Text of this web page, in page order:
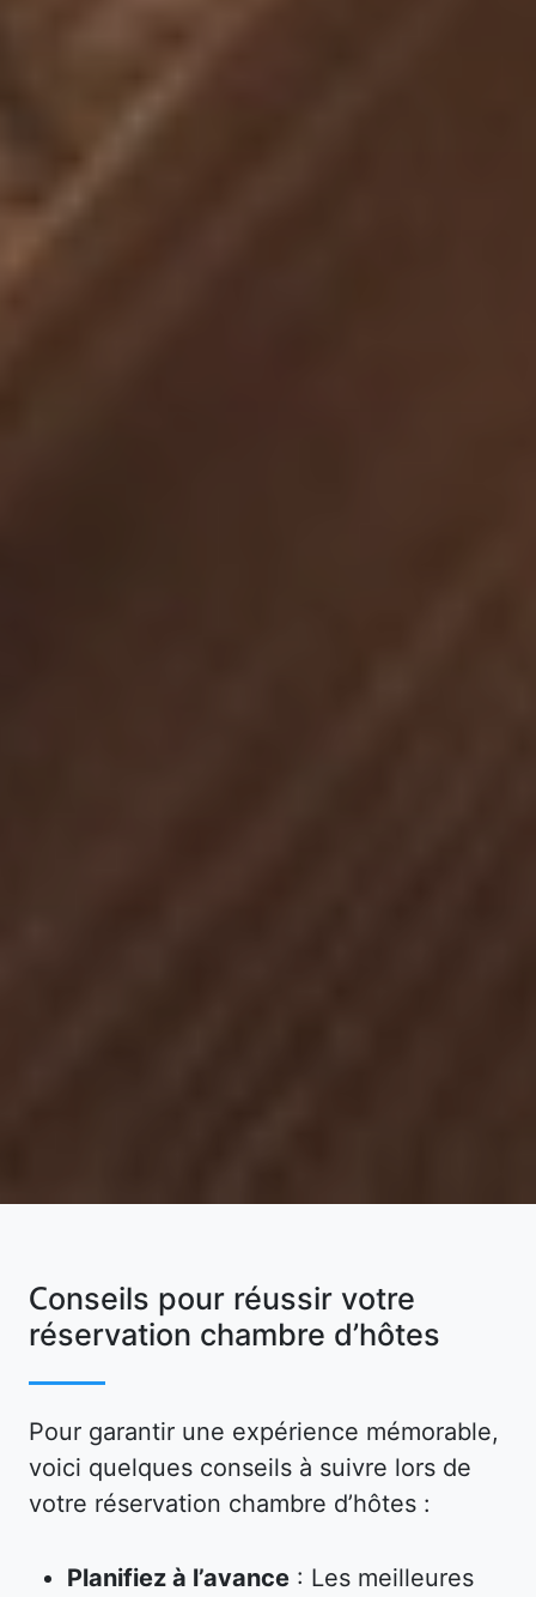
Conseils pour réussir votre
réservation chambre d’hôtes
Pour garantir une expérience mémorable,
voici quelques conseils à suivre lors de
votre réservation chambre d’hôtes :
Planifiez à l’avance : Les meilleures